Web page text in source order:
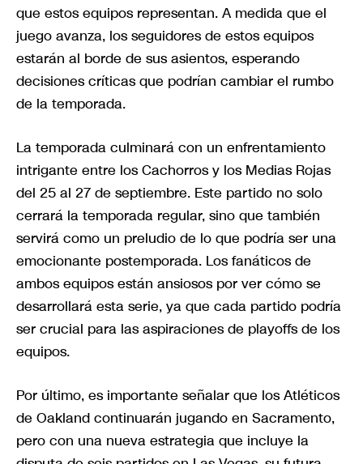
que estos equipos representan. A medida que el
juego avanza, los seguidores de estos equipos
estarán al borde de sus asientos, esperando
decisiones críticas que podrían cambiar el rumbo
de la temporada.
La temporada culminará con un enfrentamiento
intrigante entre los Cachorros y los Medias Rojas
del 25 al 27 de septiembre. Este partido no solo
cerrará la temporada regular, sino que también
servirá como un preludio de lo que podría ser una
emocionante postemporada. Los fanáticos de
ambos equipos están ansiosos por ver cómo se
desarrollará esta serie, ya que cada partido podría
ser crucial para las aspiraciones de playoffs de los
equipos.
Por último, es importante señalar que los Atléticos
de Oakland continuarán jugando en Sacramento,
pero con una nueva estrategia que incluye la